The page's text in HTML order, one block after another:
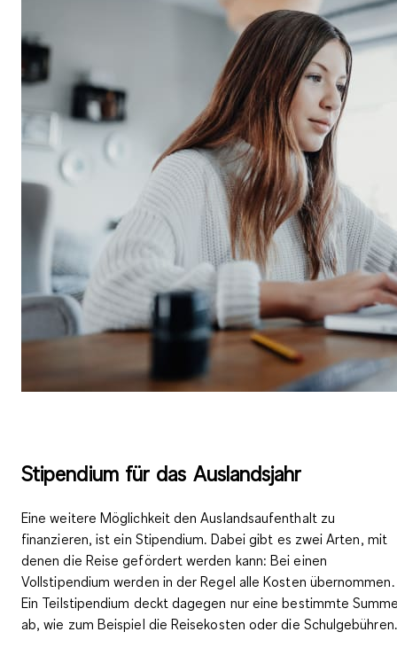
Stipendium für das Auslandsjahr
Eine weitere Möglichkeit den Auslandsaufenthalt zu
finanzieren, ist ein Stipendium. Dabei gibt es zwei Arten, mit
denen die Reise gefördert werden kann: Bei einen
Vollstipendium werden in der Regel alle Kosten übernommen.
Ein Teilstipendium deckt dagegen nur eine bestimmte
ab, wie zum Beispiel die Reisekosten oder die Schulgebühren.